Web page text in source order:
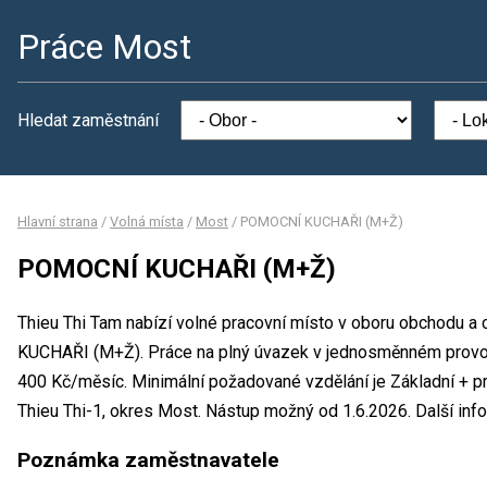
Práce Most
Hledat zaměstnání
Hlavní strana / Volná místa / Most / POMOCNÍ KUCHAŘI (M+Ž)
POMOCNÍ KUCHAŘI (M+Ž)
Thieu Thi Tam nabízí volné pracovní místo v oboru obchodu
KUCHAŘI (M+Ž). Práce na plný úvazek v jednosměnném
400 Kč/měsíc. Minimální požadované vzdělání je Základní +
Thieu Thi-1, okres Most. Nástup možný od 1.6.2026. Další
Poznámka zaměstnavatele